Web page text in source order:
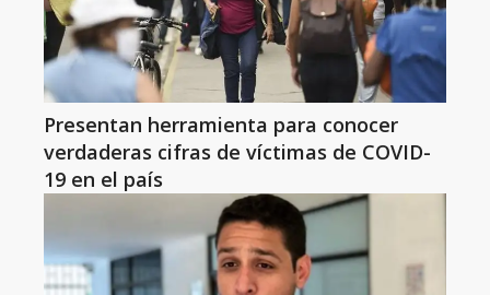
Presentan herramienta para conocer
verdaderas cifras de víctimas de COVID-
19 en el país